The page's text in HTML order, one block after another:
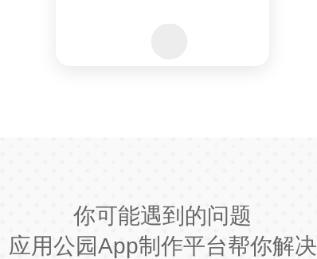
你可能遇到的问题
应用公园App制作平台帮你解决